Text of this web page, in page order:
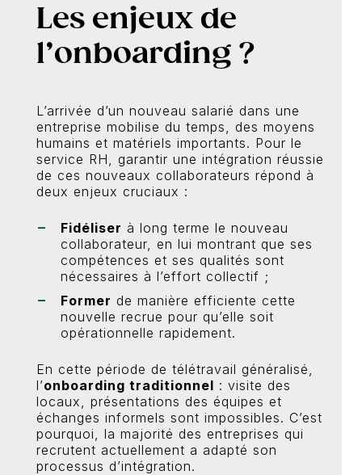
Les enjeux de
l’onboarding ?
L’arrivée d’un nouveau salarié dans une
entreprise mobilise du temps, des moyens
humains et matériels importants. Pour le
service RH, garantir une intégration réussie
de ces nouveaux collaborateurs répond à
deux enjeux cruciaux :
Fidéliser à long terme le nouveau
collaborateur, en lui montrant que ses
compétences et ses qualités sont
nécessaires à l’effort collectif ;
Former de manière efficiente cette
nouvelle recrue pour qu’elle soit
opérationnelle rapidement.
En cette période de télétravail généralisé,
l’onboarding traditionnel : visite des
locaux, présentations des équipes et
échanges informels sont impossibles. C’est
pourquoi, la majorité des entreprises qui
recrutent actuellement a adapté son
processus d’intégration.